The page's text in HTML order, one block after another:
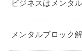
ビジネスはメンタ
メンタルブロック